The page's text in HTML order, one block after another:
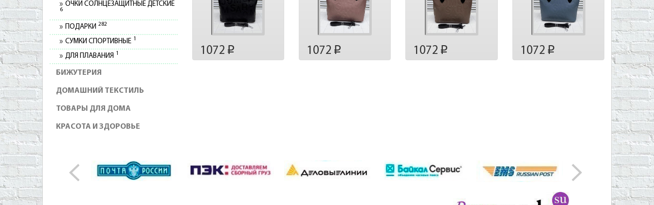
ОЧКИ СОЛНЦЕЗАЩИТНЫЕ ДЕТСКИЕ
6
ПОДАРКИ 282
СУМКИ СПОРТИВНЫЕ 1
ДЛЯ ПЛАВАНИЯ 1
БИЖУТЕРИЯ
ДОМАШНИЙ ТЕКСТИЛЬ
ТОВАРЫ ДЛЯ ДОМА
КРАСОТА И ЗДОРОВЬЕ
1072 p 1072 p 1072 p 1072 p